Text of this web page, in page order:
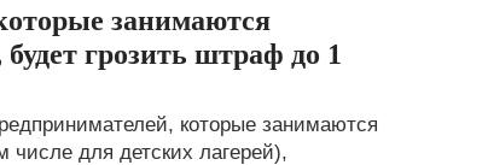
занимаются
грозить штраф до 1
которые занимаются
для детских лагерей),